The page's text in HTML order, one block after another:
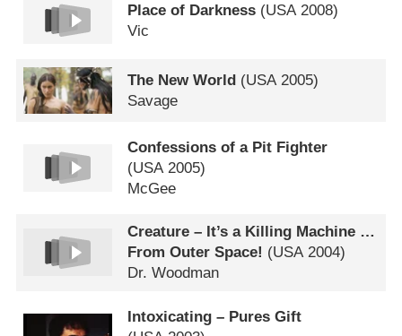
Place of Darkness (USA 2008)
Vic
The New World (USA2005)
Savage
Confessions of a Pit Fighter
(USA2005)
McGee
Creature – It’s a Killing Machine …
From Outer Space! (USA2004)
Dr. Woodman
Intoxicating – Pures Gift